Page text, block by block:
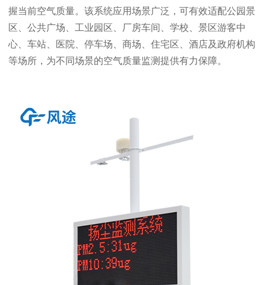
握当前空气质量。该系统应用场景广泛，可有效适配公园景
区、公共广场、工业园区、厂房车间、学校、景区游客中
心、车站、医院、停车场、商场、住宅区、酒店及政府机构
等场所，为不同场景的空气质量监测提供有力保障。